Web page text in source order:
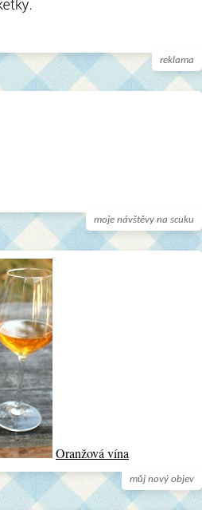
reklama
moje návštěvy na scuku
můj nový objev
Oranžová vína